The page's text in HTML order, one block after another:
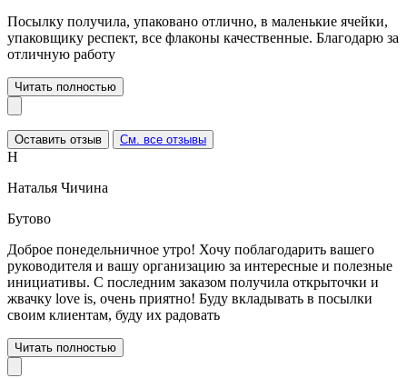
Посылку получила, упаковано отлично, в маленькие ячейки,
упаковщику респект, все флаконы качественные. Благодарю за
отличную работу
Читать полностью
Оставить отзыв См. все отзывы
Н
Наталья Чичина
Бутово
Доброе понедельничное утро! Хочу поблагодарить вашего
руководителя и вашу организацию за интересные и полезные
инициативы. С последним заказом получила открыточки и
жвачку love is, очень приятно! Буду вкладывать в посылки
своим клиентам, буду их радовать
Читать полностью